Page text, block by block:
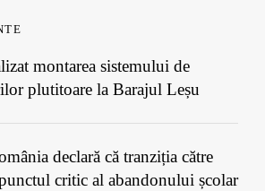
montarea sistemului de
plutitoare la Barajul Leșu
declară că tranziția către
critic al abandonului școlar